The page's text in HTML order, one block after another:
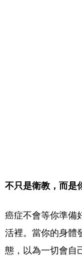
不只是衛教，而是
癌症不會等你準備
活裡。當你的身體
態，以為一切會自